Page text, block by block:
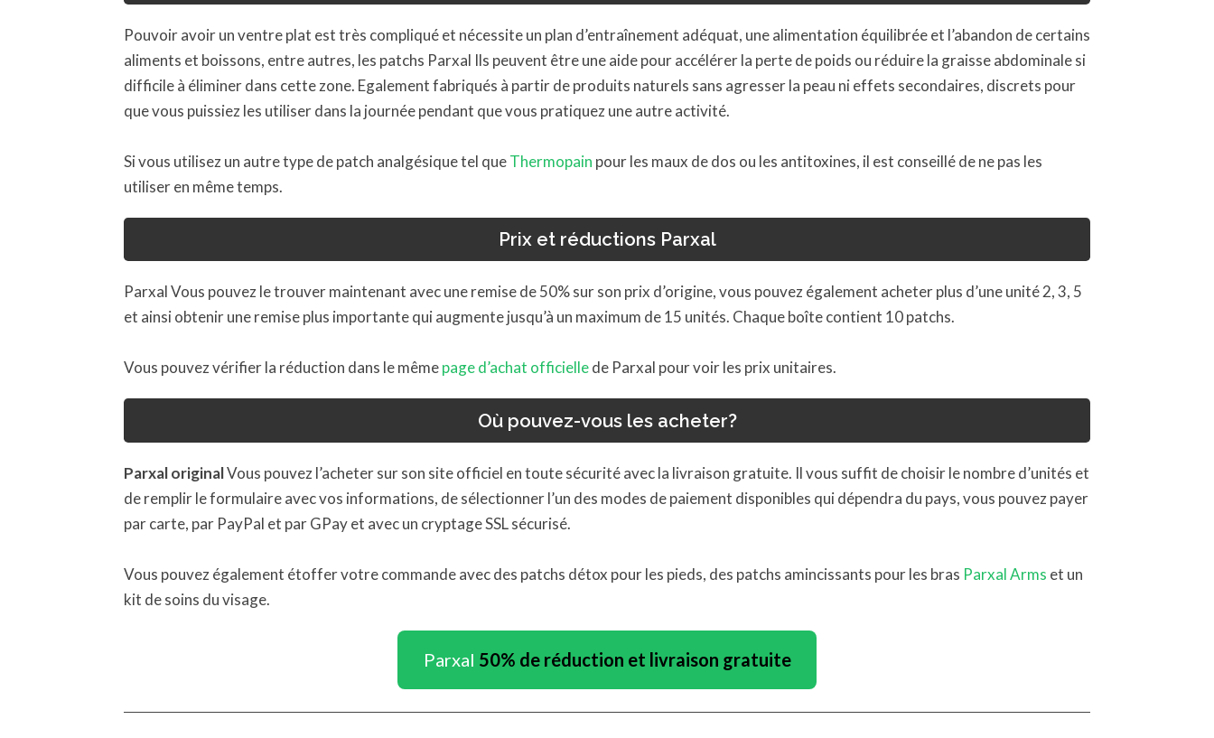
Pouvoir avoir un ventre plat est très compliqué et nécessite un plan d’entraînement adéquat, une alimentation équilibrée et l’abandon de certains
aliments et boissons, entre autres, les patchs Parxal Ils peuvent être une aide pour accélérer la perte de poids ou réduire la graisse abdominale si
difficile à éliminer dans cette zone. Egalement fabriqués à partir de produits naturels sans agresser la peau ni effets secondaires, discrets pour
que vous puissiez les utiliser dans la journée pendant que vous pratiquez une autre activité.
Si vous utilisez un autre type de patch analgésique tel queThermopain pour les maux de dos ou les antitoxines, il est conseillé de ne pas les
utiliser en même temps.
Prix ​​et réductions Parxal
Parxal Vous pouvez le trouver maintenant avec une remise de 50% sur son prix d’origine, vous pouvez également acheter plus d’une unité 2, 3, 5
et ainsi obtenir une remise plus importante qui augmente jusqu’à un maximum de 15 unités. Chaque boîte contient 10 patchs.
Vous pouvez vérifier la réduction dans le mêmepage d’achat officiellede Parxal pour voir les prix unitaires.
Où pouvez-vous les acheter?
Parxal originalVous pouvez l’acheter sur son site officiel en toute sécurité avec la livraison gratuite. Il vous suffit de choisir le nombre d’unités et
de remplir le formulaire avec vos informations, de sélectionner l’un des modes de paiement disponibles qui dépendra du pays, vous pouvez payer
par carte, par PayPal et par GPay et avec un cryptage SSL sécurisé.
Vous pouvez également étoffer votre commande avec des patchs détox pour les pieds, des patchs amincissants pour les bras Parxal Arms et un
kit de soins du visage.
Parxal 50% de réduction et livraison gratuite